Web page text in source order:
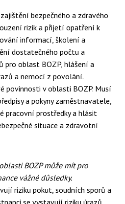
bezpečného a zdravého
rizik a přijetí opatření k
informací, školení a
dostatečného počtu a
pro oblast BOZP, hlášení a
a nemocí z povolání.
povinnosti v oblasti BOZP. Musí
a pokyny zaměstnavatele,
pracovní prostředky a hlásit
situace a zdravotní
BOZP může mít pro
vážné důsledky.
riziku pokut, soudních sporů a
se vystavují riziku úrazů,